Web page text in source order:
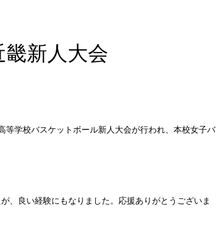
新人大会
学校バスケットボール新人大会が行われ、本校女子バ
、良い経験にもなりました。応援ありがとうございま